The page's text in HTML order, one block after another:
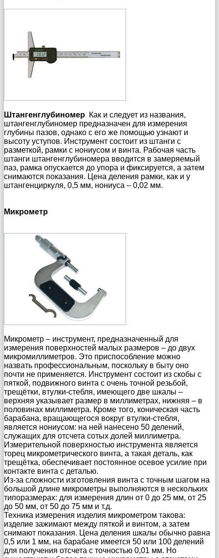
Штангенглубиномер Как и следует из названия,
штангенглубиномер предназначен для измерения
глубины пазов, однако с его же помощью узнают и
высоту уступов. Инструмент состоит из штанги с
разметкой, рамки с нониусом и винта. Рабочая часть
штанги штангенглубиномера вводится в замеряемый
паз, рамка опускается до упора и фиксируется, а затем
снимаются показания. Цена деления рамки, как и у
штангенциркуля, 0,5 мм, нониуса – 0,02 мм.
Микрометр
Микрометр – инструмент, предназначенный для
измерения поверхностей малых размеров – до двух
микромиллиметров. Это приспособление можно
назвать профессиональным, поскольку в быту оно
почти не применяется. Инструмент состоит из скобы с
пяткой, подвижного винта с очень точной резьбой,
трещётки, втулки-стебля, имеющего две шкалы –
верхняя указывает размер в миллиметрах, нижняя – в
половинах миллиметра. Кроме того, коническая часть
барабана, вращающегося вокруг втулки-стебля,
является нониусом: на ней нанесено 50 делений,
служащих для отсчета сотых долей миллиметра.
Измерительной поверхностью инструмента является
торец микрометрического винта, а такая деталь, как
трещётка, обеспечивает постоянное осевое усилие при
контакте винта с деталью.
Из-за сложности изготовления винта с точным шагом на
большой длине микрометры выполняются в нескольких
типоразмерах: для измерения длин от 0 до 25 мм, от 25
до 50 мм, от 50 до 75 мм и т.д.
Техника измерения изделия микрометром такова:
изделие зажимают между пяткой и винтом, а затем
снимают показания. Цена деления шкалы обычно равна
0,5 или 1 мм, на барабане имеется 50 или 100 делений
для получения отсчета с точностью 0,01 мм. Но